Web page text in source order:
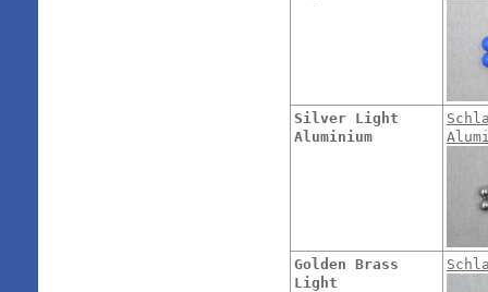
Silver Light
Aluminium
Golden Brass
Light